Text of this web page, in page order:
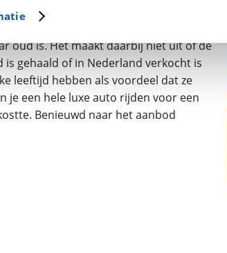
in. U kunt uw toestemming op
en vergelijkbare technieken zorgen we
zorgen ervoor dat de website
te verbeteren. We tonen je graag
die je gedrag op en buiten onze
analytische cookies. Je
oudere voertuigen die nog niet oud
oud is. Het maakt daarbij niet uit of de
gehaald of in Nederland verkocht is
leeftijd hebben als voordeel dat ze
je een hele luxe auto rijden voor een
Benieuwd naar het aanbod